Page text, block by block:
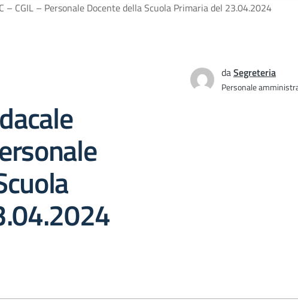
– CGIL – Personale Docente della Scuola Primaria del 23.04.2024
daSegreteria
Personale